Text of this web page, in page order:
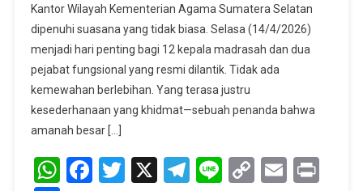
Di
Madrasah,
12
Kepala
Di
Kantor Wilayah Kementerian Agama Sumatera Selatan
dipenuhi suasana yang tidak biasa. Selasa (14/4/2026)
menjadi hari penting bagi 12 kepala madrasah dan dua
pejabat fungsional yang resmi dilantik. Tidak ada
kemewahan berlebihan. Yang terasa justru
kesederhanaan yang khidmat—sebuah penanda bahwa
amanah besar […]
WhatsApp
Facebook
Twitter
X Telegram
LineCopyEmail